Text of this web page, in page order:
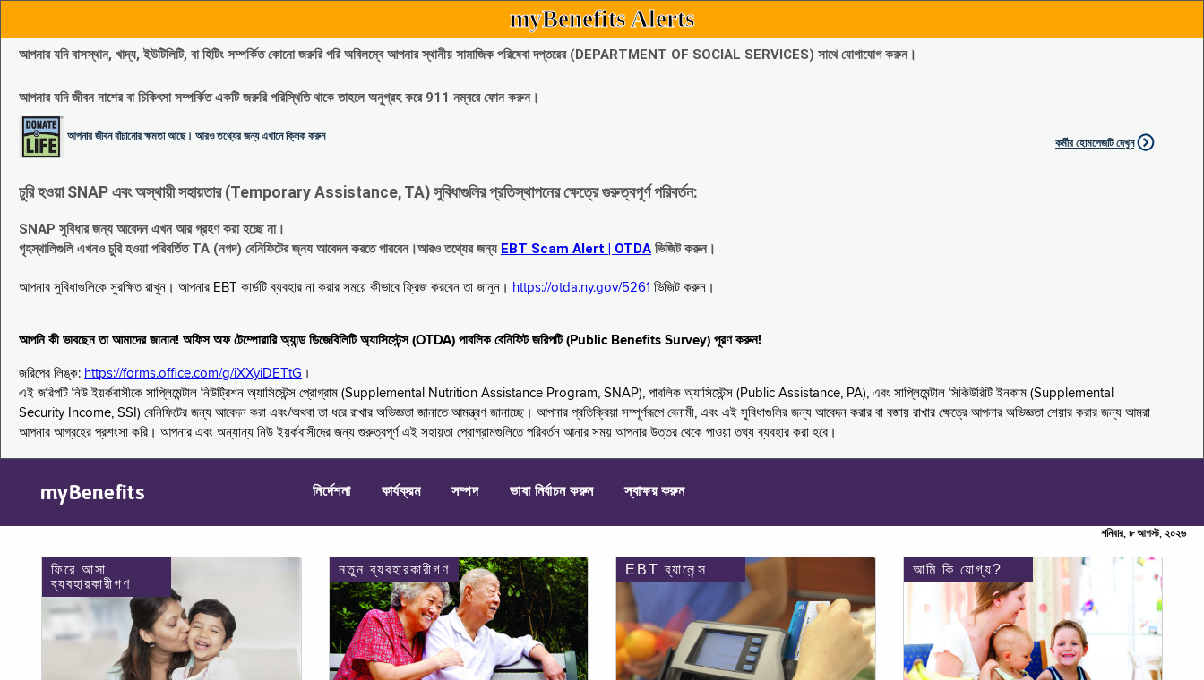
myBenefits Alerts
আপনার যদি বাসস্থান, খাদ্য, ইউটিলিটি, বা হিটিং সম্পর্কিত কোনো জরুরি পরি অবিলম্বে আপনার স্থানীয় সামাজিক পরিষেবা দপ্তরের (DEPARTMENT OF SOCIAL SERVICES) সাথে যোগাযোগ করুন।
আপনার যদি জীবন নাশের বা চিকিৎসা সম্পর্কিত একটি জরুরি পরিস্থিতি থাকে তাহলে অনুগ্রহ করে 911 নম্বরে ফোন করুন।
আপনার জীবন বাঁচানোর ক্ষমতা আছে। আরও তথ্যের জন্য এখানে ক্লিক করুন
কর্মীর হোমপেজটি দেখুন
চুরি হওয়া SNAP এবং অস্থায়ী সহায়তার (Temporary Assistance, TA) সুবিধাগুলির প্রতিস্থাপনের ক্ষেত্রে গুরুত্বপূর্ণ পরিবর্তন:
SNAP সুবিধার জন্য আবেদন এখন আর গ্রহণ করা হচ্ছে না।
গৃহস্থালিগুলি এখনও চুরি হওয়া পরিবর্তিত TA (নগদ) বেনিফিটের জ্নয আবেদন করতে পারবেন।আরও তথ্যের জন্য EBT Scam Alert | OTDA ভিজিট করুন।
আপনার সুবিধাগুলিকে সুরক্ষিত রাখুন। আপনার EBT কার্ডটি ব্যবহার না করার সময়ে কীভাবে ফ্রিজ করবেন তা জানুন। https://otda.ny.gov/5261 ভিজিট করুন।
আপনি কী ভাবছেন তা আমাদের জানান! অফিস অফ টেম্পোরারি অ্যান্ড ডিজেবিলিটি অ্যাসিস্টেন্স (OTDA) পাবলিক বেনিফিট জরিপটি (Public Benefits Survey) পূরণ করুন!
জরিপের লিঙ্ক: https://forms.office.com/g/iXXyiDETtG ।
এই জরিপটি নিউ ইয়র্কবাসীকে সাপ্লিমেন্টাল নিউট্রিশন অ্যাসিস্টেন্স প্রোগ্রাম (Supplemental Nutrition Assistance Program, SNAP), পাবলিক অ্যাসিস্টেন্স (Public Assistance, PA), এবং সাপ্লিমেন্টাল সিকিউরিটি ইনকাম (Supplemental
Security Income, SSI) বেনিফিটের জন্য আবেদন করা এবং/অথবা তা ধরে রাখার অভিজ্ঞতা জানাতে আমন্ত্রণ জানাচ্ছে। আপনার প্রতিক্রিয়া সম্পূর্ণরূপে বেনামী, এবং এই সুবিধাগুলির জন্য আবেদন করার বা বজায় রাখার ক্ষেত্রে আপনার অভিজ্ঞতা শেয়ার করার জন্য আমরা
আপনার আগ্রহের প্রশংসা করি। আপনার এবং অন্যান্য নিউ ইয়র্কবাসীদের জন্য গুরুত্বপূর্ণ এই সহায়তা প্রোগ্রামগুলিতে পরিবর্তন আনার সময় আপনার উত্তর থেকে পাওয়া তথ্য ব্যবহার করা হবে।
myBenefits নির্দেশনা কার্যক্রম সম্পদ ভাষা নির্বাচন করুন স্বাক্ষর করুন
শনিবার, ৮ আগস্ট, ২০২৬
ফিরে আসা
ব্যবহারকারীগণ
নতুন ব্যবহারকারীগণ EBT ব্যালেন্স আমি কি যোগ্য?